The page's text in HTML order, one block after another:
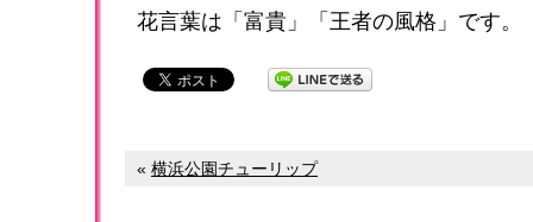
花言葉は「富貴」「王者の風格」です。
« 横浜公園チューリップ